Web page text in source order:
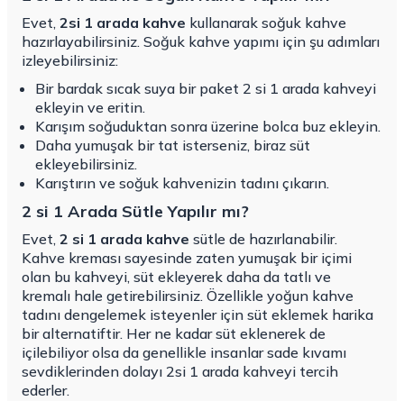
Evet, 2si 1 arada kahve kullanarak soğuk kahve
hazırlayabilirsiniz. Soğuk kahve yapımı için şu adımları
izleyebilirsiniz:
Bir bardak sıcak suya bir paket 2 si 1 arada kahveyi
ekleyin ve eritin.
Karışım soğuduktan sonra üzerine bolca buz ekleyin.
Daha yumuşak bir tat isterseniz, biraz süt
ekleyebilirsiniz.
Karıştırın ve soğuk kahvenizin tadını çıkarın.
2 si 1 Arada Sütle Yapılır mı?
Evet, 2 si 1 arada kahve sütle de hazırlanabilir.
Kahve kreması sayesinde zaten yumuşak bir içimi
olan bu kahveyi, süt ekleyerek daha da tatlı ve
kremalı hale getirebilirsiniz. Özellikle yoğun kahve
tadını dengelemek isteyenler için süt eklemek harika
bir alternatiftir. Her ne kadar süt eklenerek de
içilebiliyor olsa da genellikle insanlar sade kıvamı
sevdiklerinden dolayı 2si 1 arada kahveyi tercih
ederler.